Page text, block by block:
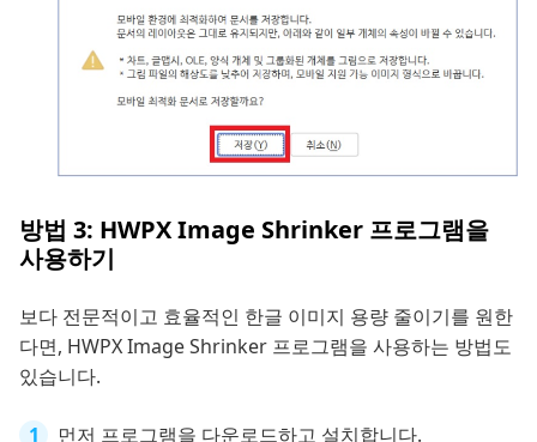
방법 3: HWPX Image Shrinker 프로그램을
사용하기
보다 전문적이고 효율적인 한글 이미지 용량 줄이기를 원한
다면, HWPX Image Shrinker 프로그램을 사용하는 방법도
있습니다.
먼저 프로그램을 다운로드하고 설치합니다.